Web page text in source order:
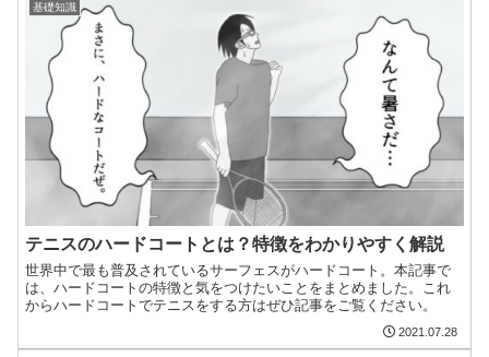
基礎知識
テニスのハードコートとは？特徴をわかりやすく解説
世界中で最も普及されているサーフェスがハードコート。本記事で
は、ハードコートの特徴と気をつけたいことをまとめました。これ
からハードコートでテニスをする方はぜひ記事をご覧ください。
2021.07.28